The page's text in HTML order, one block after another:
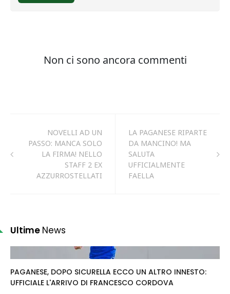
NOVELLI AD UN
PASSO: MANCA SOLO
LA FIRMA! NELLO
STAFF 2 EX
AZZURROSTELLATI
LA PAGANESE RIPARTE
DA MANCINO! MA
SALUTA
UFFICIALMENTE
FAELLA
Ultime News
PAGANESE, DOPO SICURELLA ECCO UN ALTRO INNESTO:
UFFICIALE L'ARRIVO DI FRANCESCO CORDOVA